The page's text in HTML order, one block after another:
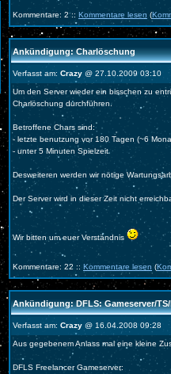
Kommentare: 2 :: Kommentare lesen (
Ankündigung: Charlöschung
Verfasst am: Crazy @ 27.10.2009 03:10
Um den Server wieder ein bisschen zu
Charlöschung durchführen.
Betroffene Chars sind:
- letzte benutzung vor 180 Tagen (~6
- unter 5 Minuten Spielzeit
Desweiteren werden wir nötige
Der Server wird in dieser Zeit nicht
Wir bitten um euer Verständnis
Kommentare: 22 :: Kommentare lesen (
Ankündigung: DFLS: Gameserver/TS/
Verfasst am: Crazy @ 16.04.2008 09:28
Aus gegebenem Anlass mal eine kleine
DFLS Freelancer Gameserver: